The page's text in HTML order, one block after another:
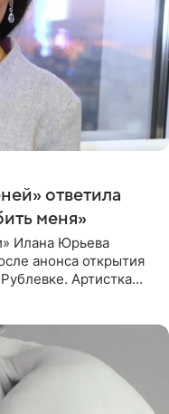
ответила
меня»
Илана Юрьева
анонса открытия
Артистка